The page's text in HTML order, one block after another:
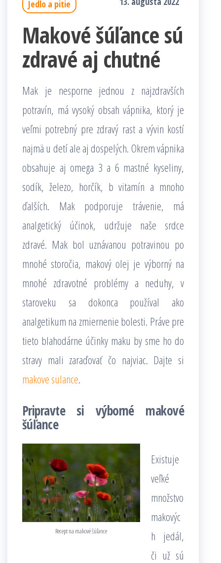
Jedlo a pitie
Makové šúľance sú
zdravé aj chutné
Mak je nesporne jednou z najzdravších
potravín, má vysoký obsah vápnika, ktorý je
veľmi potrebný pre zdravý rast a vývin kostí
najmä u detí ale aj dospelých. Okrem vápnika
obsahuje aj omega 3 a 6 mastné kyseliny,
sodík, železo, horčík, b vitamín a mnoho
ďalších. Mak podporuje trávenie, má
analgetický účinok, udržuje naše srdce
zdravé. Mak bol uznávanou potravinou po
mnohé storočia, makový olej je výborný na
mnohé zdravotné problémy a neduhy, v
staroveku sa dokonca používal ako
analgetikum na zmiernenie bolesti. Práve pre
tieto blahodárne účinky maku by sme ho do
stravy mali zaraďovať čo najviac. Dajte si
makove sulance.
Pripravte si výborné makové
šúľance
Recept na makové šúľance
Existuje
veľké
množstvo
makovýc
h jedál,
či už sú